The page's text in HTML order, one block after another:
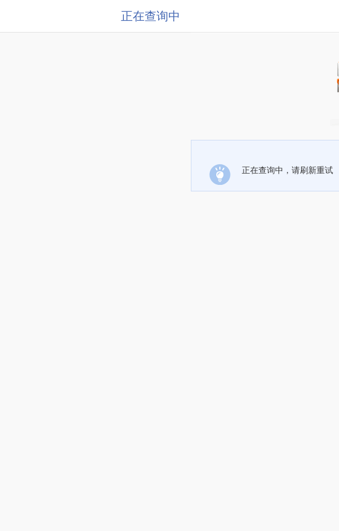
正在查询中
正在查询中，请刷新重试